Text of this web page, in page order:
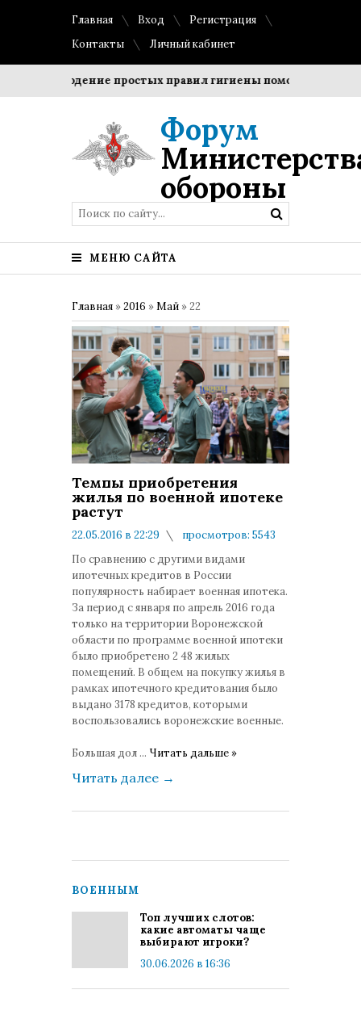
Главная Вход
Регистрация
Контакты
Личный кабинет
Соблюдение простых правил гигиены помогает
Форум
обороны
МЕНЮ САЙТА
Главная »2016 »Май »22
Темпы приобретения
жилья по военной ипотеке
растут
22.05.2016 в 22:29
просмотров: 5543
По сравнению с другими видами
ипотечных кредитов в России
популярность набирает военная ипотека.
За период с января по апрель 2016 года
только на территории Воронежской
области по программе военной ипотеки
было приобретено 2 48 жилых
помещений. В общем на покупку жилья в
рамках ипотечного кредитования было
выдано 3178 кредитов, которыми
воспользовались воронежские военные.
Большая дол ... Читать дальше »
Читать далее →
ВОЕННЫМ
Топ лучших слотов:
какие автоматы чаще
выбирают игроки?
30.06.2026 в 16:36